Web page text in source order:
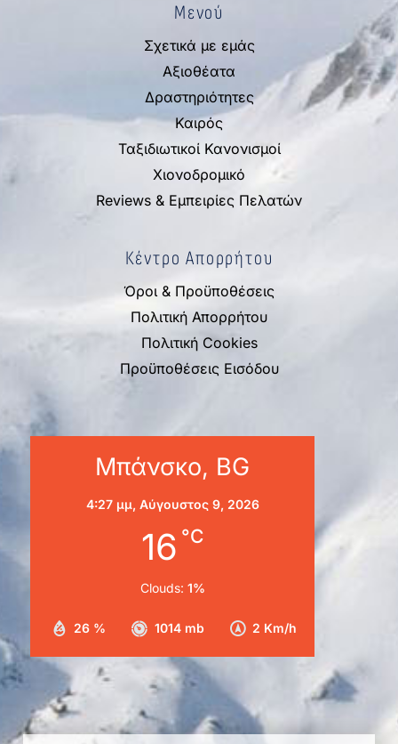
Μενού
Σχετικά με εμάς
Αξιοθέατα
Δραστηριότητες
Καιρός
Ταξιδιωτικοί Κανονισμοί
Χιονοδρομικό
Reviews & Εμπειρίες Πελατών
Κέντρο Απορρήτου
Όροι & Προϋποθέσεις
Πολιτική Απορρήτου
Πολιτική Cookies
Προϋποθέσεις Εισόδου
Μπάνσκο, BG
4:27 μμ, Αύγουστος 9, 2026
16 °C
26 % 1014 mb 2 Km/h
Clouds: 1%